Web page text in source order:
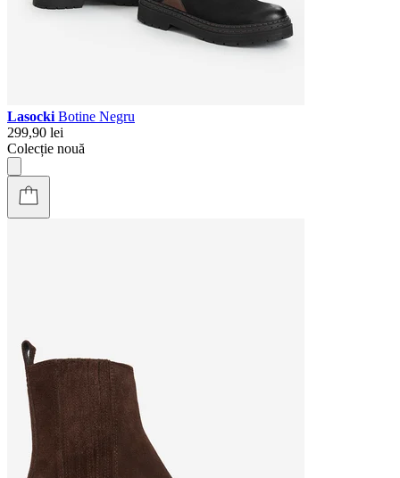
Lasocki Botine Negru
299,90 lei
Colecție nouă